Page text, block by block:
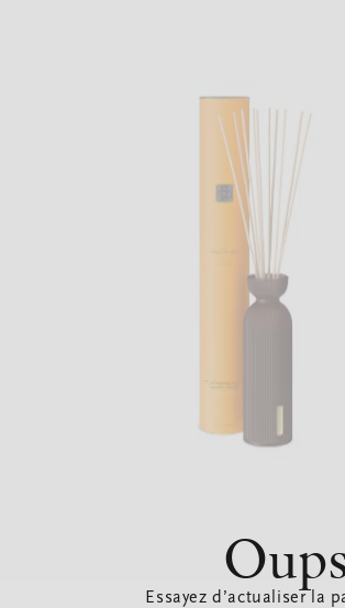
Essayez d’actualiser la